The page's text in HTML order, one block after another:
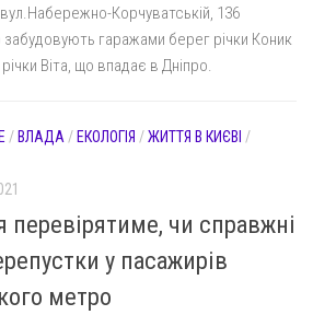
Корчуватській, 136
забудовують гаражами берег річки Коник
Віта, що впадає в Дніпро.
/ ВЛАДА / ЕКОЛОГІЯ /ЖИТТЯ В КИЄВІ /
перевірятиме, чи справжні
у пасажирів
метро